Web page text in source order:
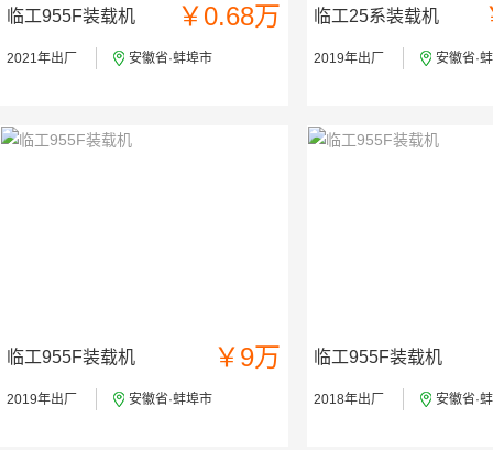
临工955F装载机 ￥0.68万
2021年出厂 安徽省·蚌埠市
临工25系装载机
2019年出厂 安徽省·
临工955F装载机 ￥9万
2019年出厂 安徽省·蚌埠市
临工955F装载机
2018年出厂 安徽省·